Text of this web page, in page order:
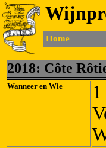
2018: Côte
Wanneer en Wie
Home